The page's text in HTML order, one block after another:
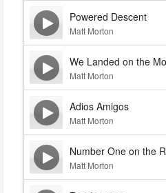
Powered Descent
Matt Morton
We Landed on the
Matt Morton
Adios Amigos
Matt Morton
Number One on the
Matt Morton